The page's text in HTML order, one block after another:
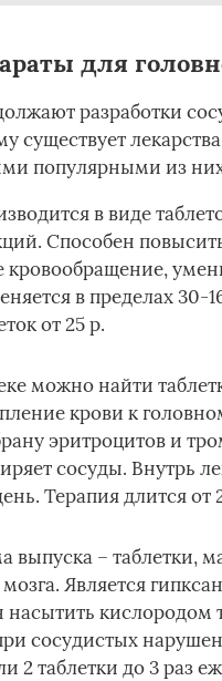
для
разработки
существует
популярными из
в виде
Способен
кровообращение,
в пределах
от 25 р.
можно найти
крови к
эритроцитов и
сосуды. Внутрь
Терапия длится
выпуска – таблетки,
Является
кислородом
сосудистых
2 таблетки до 3 раз